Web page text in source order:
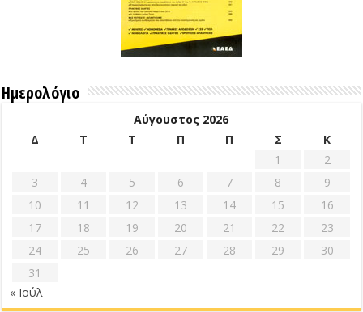
Ημερολόγιο
Αύγουστος 2026
Δ
Τ Τ Π Π Σ
Κ
1
2
3
4 5 6 7 8
9
10
11 12 13 14 15
16
17
18 19 20 21 22
23
24
25 26 27 28 29
30
31
« Ιούλ